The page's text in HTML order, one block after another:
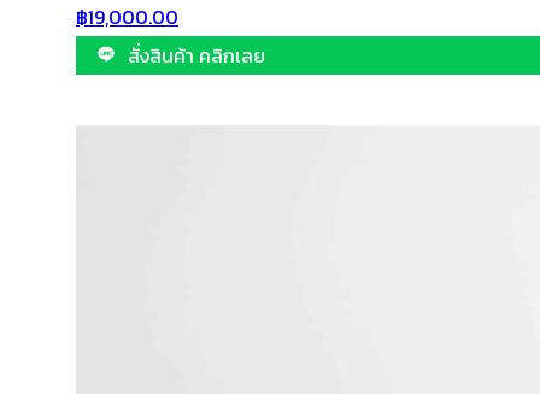
฿19,000.00
สั่งสินค้า คลิกเลย